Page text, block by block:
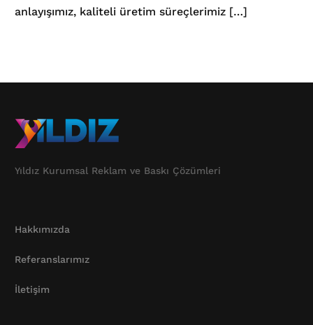
anlayışımız, kaliteli üretim süreçlerimiz […]
Yıldız Kurumsal Reklam ve Baskı Çözümleri
Hakkımızda
Referanslarımız
İletişim